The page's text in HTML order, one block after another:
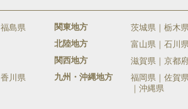
福島県 関東地方 茨城県 栃木県
北陸地方 富山県 石川県
関西地方 滋賀県 京都
香川県
九州・沖縄地方 福岡県 佐賀県
沖縄県